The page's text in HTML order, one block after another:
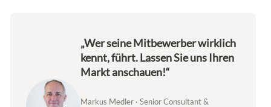
„Wer seine Mitbewerber wirklich
kennt, führt. Lassen Sie uns Ihren
Markt anschauen!“
Markus Medler · Senior Consultant &